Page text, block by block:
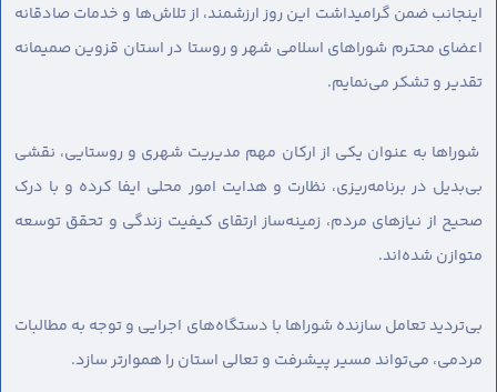
اینجانب ضمن گرامیداشت این روز ارزشمند، از تلاش‌ها و خدمات صادقانه
اعضای محترم شوراهای اسلامی شهر و روستا در استان قزوین صمیمانه
تقدیر و تشکر می‌نمایم.
شوراها به عنوان یکی از ارکان مهم مدیریت شهری و روستایی، نقشی
بی‌بدیل در برنامه‌ریزی، نظارت و هدایت امور محلی ایفا کرده و با درک
صحیح از نیازهای مردم، زمینه‌ساز ارتقای کیفیت زندگی و تحقق توسعه
متوازن شده‌اند.
بی‌تردید تعامل سازنده شوراها با دستگاه‌های اجرایی و توجه به مطالبات
مردمی، می‌تواند مسیر پیشرفت و تعالی استان را هموارتر سازد.